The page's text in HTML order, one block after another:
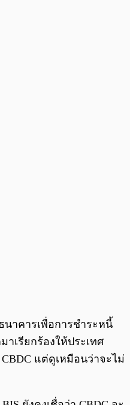
นาคารเพื่อการชำระหนี้
าเรียกร้องให้ประเทศ
แต่ดูเหมือนว่าจะไม่